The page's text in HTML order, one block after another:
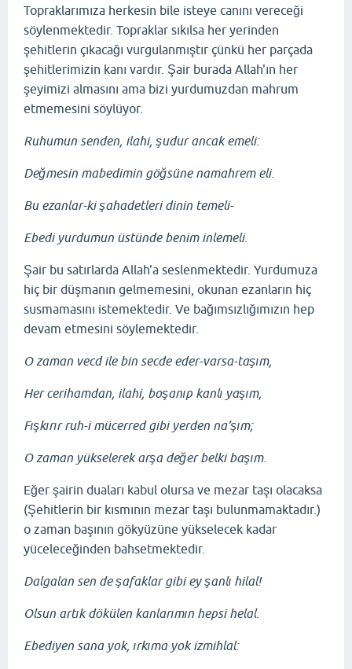
Topraklarımıza herkesin bile isteye canını vereceği
söylenmektedir. Topraklar sıkılsa her yerinden
şehitlerin çıkacağı vurgulanmıştır çünkü her parçada
şehitlerimizin kanı vardır. Şair burada Allah'ın her
şeyimizi almasını ama bizi yurdumuzdan mahrum
etmemesini söylüyor.
Ruhumun senden, ilahi, şudur ancak emeli:
Değmesin mabedimin göğsüne namahrem eli.
Bu ezanlar-ki şahadetleri dinin temeli-
Ebedi yurdumun üstünde benim inlemeli.
Şair bu satırlarda Allah'a seslenmektedir. Yurdumuza
hiç bir düşmanın gelmemesini, okunan ezanların hiç
susmamasını istemektedir. Ve bağımsızlığımızın hep
devam etmesini söylemektedir.
O zaman vecd ile bin secde eder-varsa-taşım,
Her cerihamdan, ilahi, boşanıp kanlı yaşım,
Fışkırır ruh-i mücerred gibi yerden na’şım;
O zaman yükselerek arşa değer belki başım.
Eğer şairin duaları kabul olursa ve mezar taşı olacaksa
(Şehitlerin bir kısmının mezar taşı bulunmamaktadır.)
o zaman başının gökyüzüne yükselecek kadar
yüceleceğinden bahsetmektedir.
Dalgalan sen de şafaklar gibi ey şanlı hilal!
Olsun artık dökülen kanlarımın hepsi helal.
Ebediyen sana yok, ırkıma yok izmihlal: